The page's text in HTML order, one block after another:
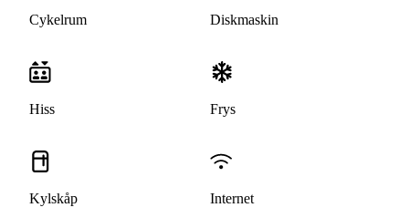
Cykelrum Diskmaskin
Hiss Frys
Kylskåp Internet